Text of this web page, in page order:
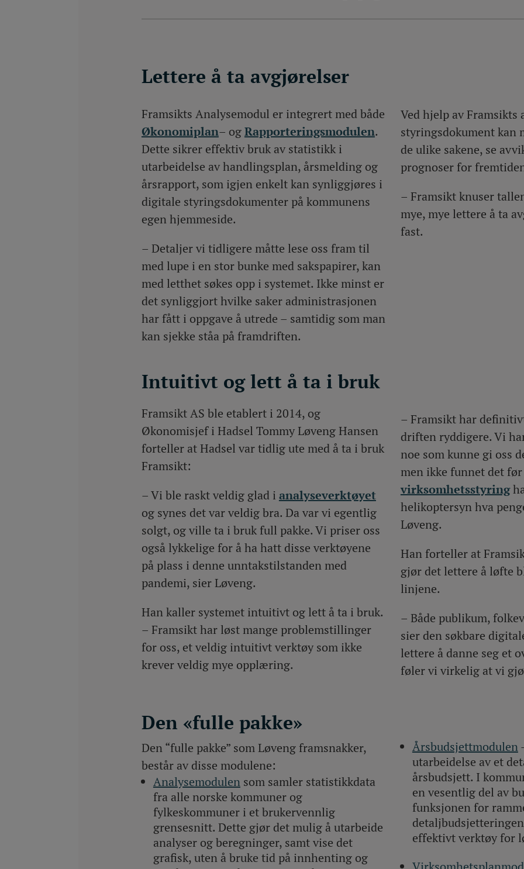
Lettere å ta avgjørelser
Framsikts Analysemodul er integrert med både
Økonomiplan– ogRapporteringsmodulen.
Dette sikrer effektiv bruk av statistikk i
utarbeidelse av handlingsplan, årsmelding og
årsrapport, som igjen enkelt kan synliggjøres i
digitale styringsdokumenter på kommunens
egen hjemmeside.
– Detaljer vi tidligere måtte lese oss fram til
med lupe i en stor bunke med sakspapirer, kan
med letthet søkes opp i systemet. Ikke minst er
det synliggjort hvilke saker administrasjonen
har fått i oppgave å utrede – samtidig som man
kan sjekke ståa på framdriften.
Ved hjelp av Framsikts
styringsdokument kan
de ulike sakene, se
prognoser for
– Framsikt knuser
mye, mye lettere å ta
fast.
Intuitivt og lett å ta i bruk
Framsikt AS ble etablert i 2014, og
Økonomisjef i Hadsel Tommy Løveng Hansen
forteller at Hadsel var tidlig ute med å ta i bruk
Framsikt:
– Vi ble raskt veldig glad i analyseverktøyet
og synes det var veldig bra. Da var vi egentlig
solgt, og ville ta i bruk full pakke. Vi priser oss
også lykkelige for å ha hatt disse verktøyene
på plass i denne unntakstilstanden med
pandemi, sier Løveng.
Han kaller systemet intuitivt og lett å ta i bruk.
– Framsikt har løst mange problemstillinger
for oss, et veldig intuitivt verktøy som ikke
krever veldig mye opplæring.
– Framsikt har
driften ryddigere. Vi
noe som kunne gi oss
men ikke funnet det
virksomhetsstyring
helikoptersyn hva
Løveng.
Han forteller at
gjør det lettere å løfte
linjene.
– Både publikum,
sier den søkbare
lettere å danne seg et
føler vi virkelig at vi
Den «fulle pakke»
Den “fulle pakke” som Løveng framsnakker,
består av disse modulene:
Analysemodulensom samler statistikkdata
fra alle norske kommuner og
fylkeskommuner i et brukervennlig
grensesnitt. Dette gjør det mulig å utarbeide
analyser og beregninger, samt vise det
grafisk, uten å bruke tid på innhenting og
Årsbudsjettmodulen
utarbeidelse av et
årsbudsjett. I
en vesentlig del av
funksjonen for
effektivt verktøy for